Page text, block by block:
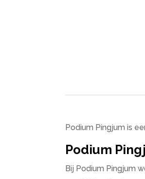
Podium Pingjum is
Podium
Bij Podium Pingjum